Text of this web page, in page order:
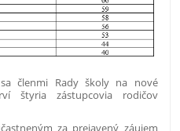
členmi Rady školy na nové
štyria zástupcovia rodičov
za prejavený záujem